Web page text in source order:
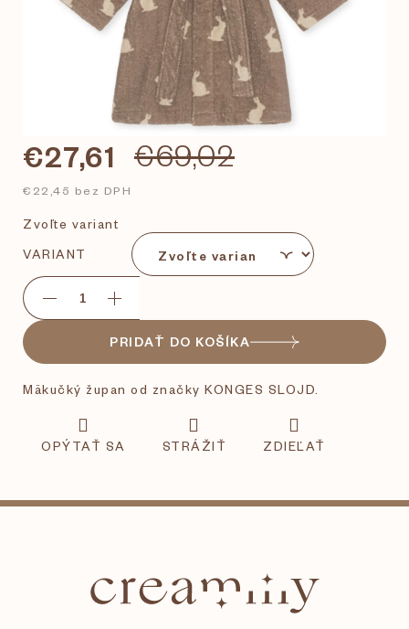
€69,02
€27,61
€22,45 bez DPH
Zvoľte variant
VARIANT
PRIDAŤ DO KOŠÍKA
Mäkučký župan od značky KONGES SLOJD.
OPÝTAŤ SA STRÁŽIŤ ZDIEĽAŤ